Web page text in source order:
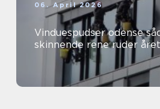
06. April 2026
Vinduespudser odense sådan får du
skinnende rene ruder